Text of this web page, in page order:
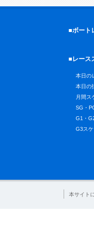
■ボート
■レース
本日の
本日の
月間ス
SG・
G1・
G3ス
本サイト